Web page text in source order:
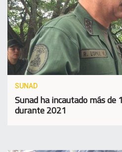
SUNAD
Sunad ha incautado más de
durante 2021